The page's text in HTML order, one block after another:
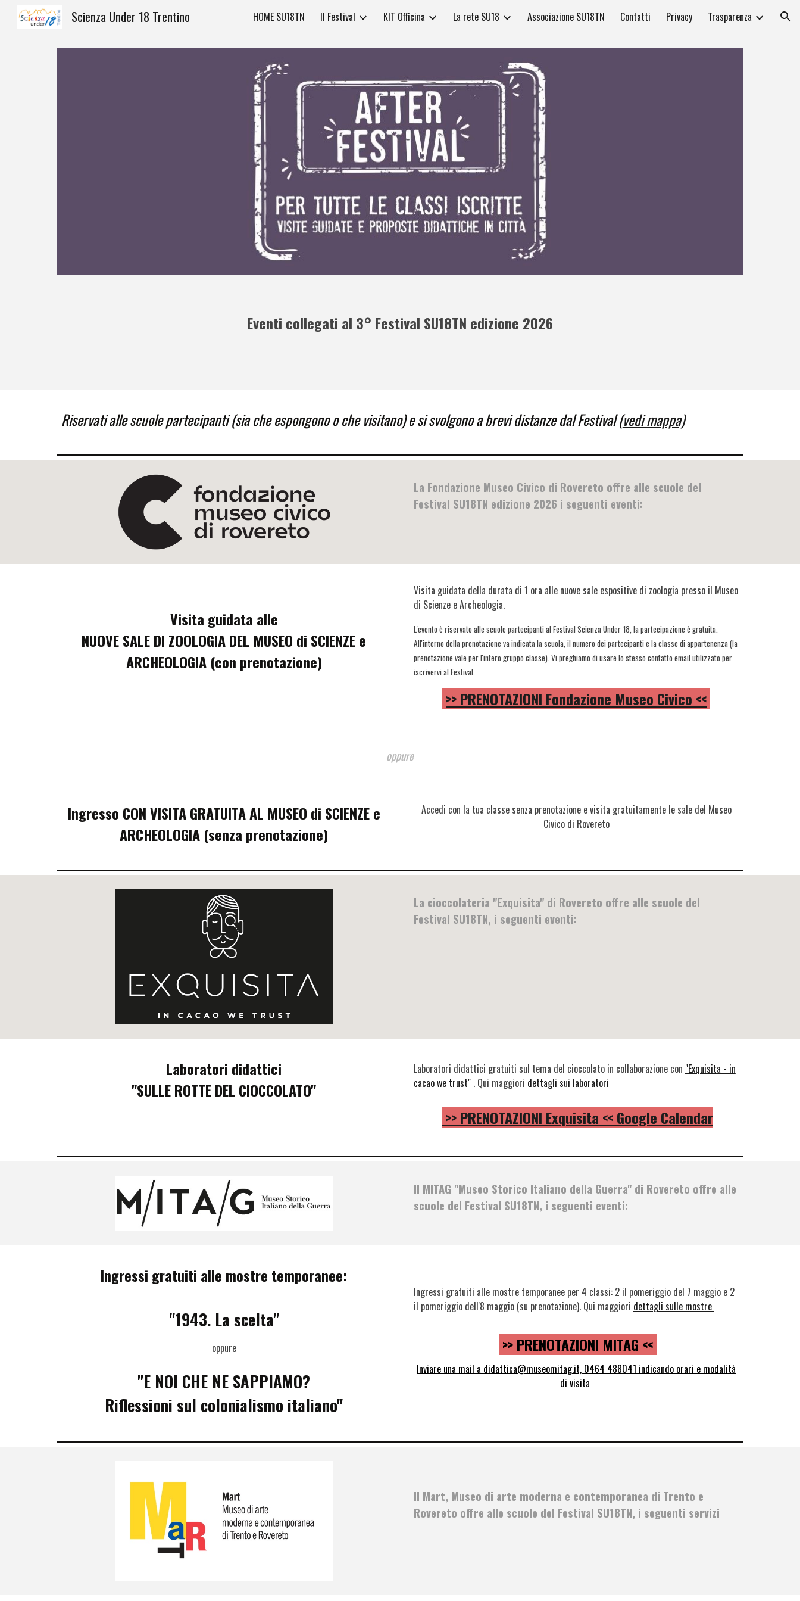
Skip to main content Skip to navigation
Scienza Under 18 Trentino HOME SU18TN Il Festival KIT Officina La rete SU18 Associazione SU18TN Contatti Privacy Trasparenza
Eventi collegati al 3° Festival SU18TN edizione 2026
Riservati alle scuole partecipanti (sia che espongono o che visitano) e si svolgono a brevi distanze dal Festival (vedi mappa)
La Fondazione Museo Civico di Rovereto offre alle scuole del
Festival SU18TN edizione 2026 i seguenti eventi:
Visita guidata alle
NUOVE SALE DI ZOOLOGIA DEL MUSEO di SCIENZE e
ARCHEOLOGIA (con prenotazione)
Visita guidata della durata di 1 ora alle nuove sale espositive di zoologia presso il Museo
di Scienze e Archeologia.
L'evento è riservato alle scuole partecipanti al Festival Scienza Under 18, la partecipazione è gratuita.
All'interno della prenotazione va indicata la scuola, il numero dei partecipanti e la classe di appartenenza (la
prenotazione vale per l'intero gruppo classe). Vi preghiamo di usare lo stesso contatto email utilizzato per
iscrivervi al Festival.
>> PRENOTAZIONI Fondazione Museo Civico <<
oppure
Ingresso CON VISITA GRATUITA AL MUSEO di SCIENZE e
ARCHEOLOGIA (senza prenotazione)
Accedi con la tua classe senza prenotazione e visita gratuitamente le sale del Museo
Civico di Rovereto
La cioccolateria "Exquisita" di Rovereto offre alle scuole del
Festival SU18TN, i seguenti eventi:
Laboratori didattici
"SULLE ROTTE DEL CIOCCOLATO"
Laboratori didattici gratuiti sul tema del cioccolato in collaborazione con "Exquisita - in
cacao we trust". Qui maggiori dettagli sui laboratori
>> PRENOTAZIONI Exquisita << Google Calendar
Il MITAG "Museo Storico Italiano della Guerra"di Rovereto offre alle
scuole del Festival SU18TN, i seguenti eventi:
Ingressi gratuiti alle mostre temporanee:
"1943. La scelta"
oppure
"E NOI CHE NE SAPPIAMO?
Riflessioni sul colonialismo italiano"
Ingressi gratuiti alle mostre temporanee per 4 classi: 2 il pomeriggio del 7 maggio e 2
il pomeriggio dell'8 maggio (su prenotazione). Qui maggiori dettagli sulle mostre
>> PRENOTAZIONI MITAG <<
Inviare una mail a didattica@museomitag.it, 0464 488041 indicando orari e modalità
di visita
Il Mart, Museo di arte moderna e contemporanea di Trento e
Rovereto offre alle scuole del Festival SU18TN, i seguenti servizi